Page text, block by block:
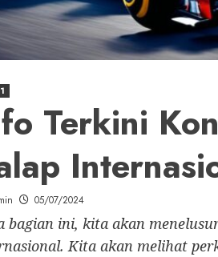
Terkini
05/07/2024
bagian ini, kita akan
Kita akan melihat